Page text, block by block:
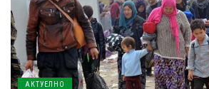
АКТУЕЛНО